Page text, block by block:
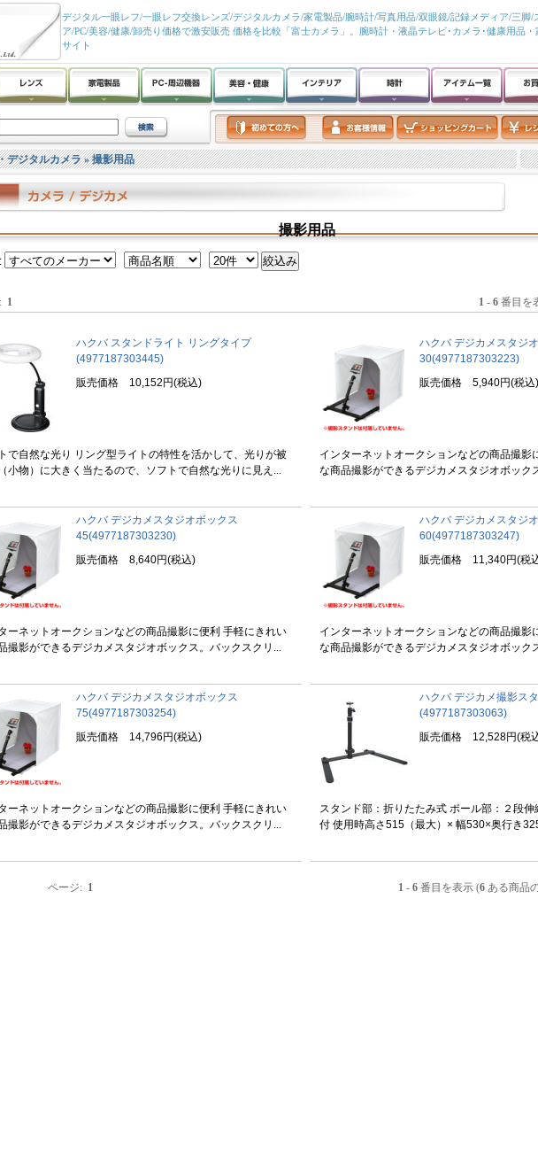
デジタル一眼レフ/一眼レフ交換レンズ/デジタルカメラ/家電製品/腕時計/写真用品/双眼鏡/記録メディア/三脚/
ア/PC/美容/健康/卸売り価格で激安販売 価格を比較「富士カメラ」。腕時計・液晶テレビ･カメラ･健康用品
サイト
デジタルカメラ»撮影用品
撮影用品
:
1 1 - 6 番目を
ハクバ スタンドライト リングタイプ
(4977187303445)
販売価格 10,152円(税込)
で自然な光り リング型ライトの特性を活かして、光りが被
小物）に大きく当たるので、ソフトで自然な光りに見え...
ハクバ デジカメスタジ
30(4977187303223)
販売価格 5,940円(税込)
インターネットオークションなどの商品撮影
な商品撮影ができるデジカメスタジオボック
ハクバ デジカメスタジオボックス
45(4977187303230)
販売価格 8,640円(税込)
ーネットオークションなどの商品撮影に便利 手軽にきれい
撮影ができるデジカメスタジオボックス。バックスクリ...
ハクバ デジカメスタジ
60(4977187303247)
販売価格 11,340円(税
インターネットオークションなどの商品撮影
な商品撮影ができるデジカメスタジオボック
ハクバ デジカメスタジオボックス
75(4977187303254)
販売価格 14,796円(税込)
ーネットオークションなどの商品撮影に便利 手軽にきれい
撮影ができるデジカメスタジオボックス。バックスクリ...
ハクバ デジカメ撮影ス
(4977187303063)
販売価格 12,528円(税
スタンド部：折りたたみ式 ポール部：２段
付 使用時高さ515（最大）× 幅530×奥行き
ページ: 1 1 - 6 番目を表示 (6 ある商品